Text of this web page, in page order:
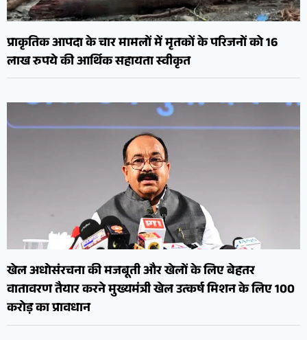
प्राकृतिक आपदा के चार मामलों में मृतकों के परिजनों को 16
लाख रुपये की आर्थिक सहायता स्वीकृत
खेल अधोसंरचना की मजबूती और खेलों के लिए बेहतर
वातावरण तैयार करने मुख्यमंत्री खेल उत्कर्ष मिशन के लिए 100
करोड़ का प्रावधान